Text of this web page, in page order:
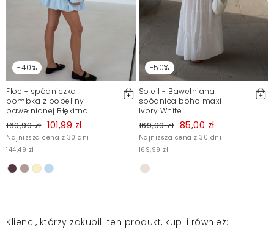
-40%
Floe - spódniczka
bombka z popeliny
bawełnianej Błękitna
169,99 zł 101,99 zł
Najniższa cena z 30 dni
144,49 zł
-50%
Soleil - Bawełniana
spódnica boho maxi
Ivory White
169,99 zł 85,00 zł
Najniższa cena z 30 dni
169,99 zł
Klienci, którzy zakupili ten produkt, kupili również: